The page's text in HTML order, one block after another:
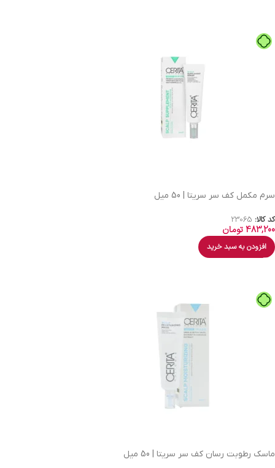
سرم مکمل کف سر سریتا | 50 میل
کد کالا: 23065
483,200تومان
افزودن به سبد خرید
ماسک رطوبت رسان کف سر سریتا | 50 میل